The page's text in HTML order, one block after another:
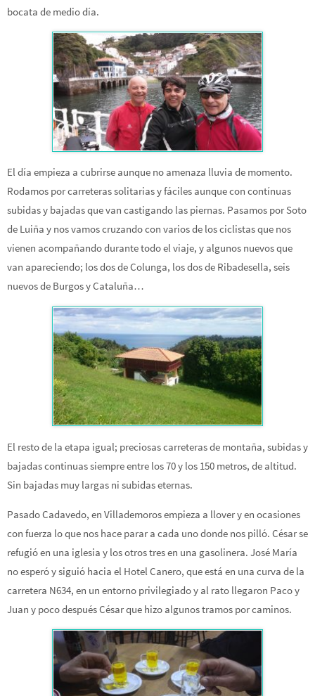
bocata de medio día.
El día empieza a cubrirse aunque no amenaza lluvia de momento.
Rodamos por carreteras solitarias y fáciles aunque con contínuas
subidas y bajadas que van castigando las piernas. Pasamos por Soto
de Luiña y nos vamos cruzando con varios de los ciclistas que nos
vienen acompañando durante todo el viaje, y algunos nuevos que
van apareciendo; los dos de Colunga, los dos de Ribadesella, seis
nuevos de Burgos y Cataluña…
El resto de la etapa igual; preciosas carreteras de montaña, subidas y
bajadas continuas siempre entre los 70 y los 150 metros, de altitud.
Sin bajadas muy largas ni subidas eternas.
Pasado Cadavedo, en Villademoros empieza a llover y en ocasiones
con fuerza lo que nos hace parar a cada uno donde nos pilló. César se
refugió en una iglesia y los otros tres en una gasolinera. José María
no esperó y siguió hacia el Hotel Canero, que está en una curva de la
carretera N634, en un entorno privilegiado y al rato llegaron Paco y
Juan y poco después César que hizo algunos tramos por caminos.